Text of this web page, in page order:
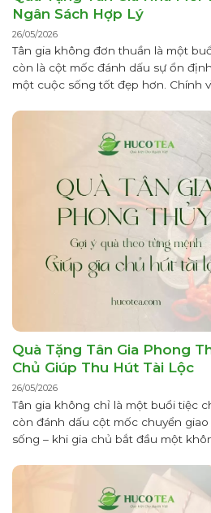
Ngân Sách Hợp Lý
26/05/2026
Tân gia không đơn thuần là một
còn là cột mốc đánh dấu sự ổn
một cuộc sống tốt đẹp hơn. Chính
Quà Tặng Tân Gia Phong
Chủ Giúp Thu Hút Tài Lộc
26/05/2026
Tân gia không chỉ là một buổi tiệc
còn đánh dấu cột mốc chuyển
sống – khi gia chủ bắt đầu một
niệm Á Đông, ngôi nhà...